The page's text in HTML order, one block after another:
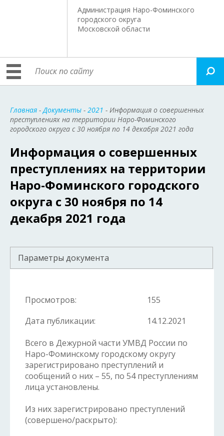
Администрация Наро-Фоминского
городского округа
Московской области
Главная -Документы - 2021 - Информация о совершенных
преступлениях на территории Наро-Фоминского
городского округа c 30 ноября по 14 декабря 2021 года
Информация о совершенных
преступлениях на территории
Наро-Фоминского городского
округа c 30 ноября по 14
декабря 2021 года
Параметры документа
Просмотров:
155
Дата публикации:
14.12.2021
Всего в Дежурной части УМВД России по
Наро-Фоминскому городскому округу
зарегистрировано преступлений и
сообщений о них – 55, по 54 преступлениям
лица установлены.
Из них зарегистрировано преступлений
(совершено/раскрыто):